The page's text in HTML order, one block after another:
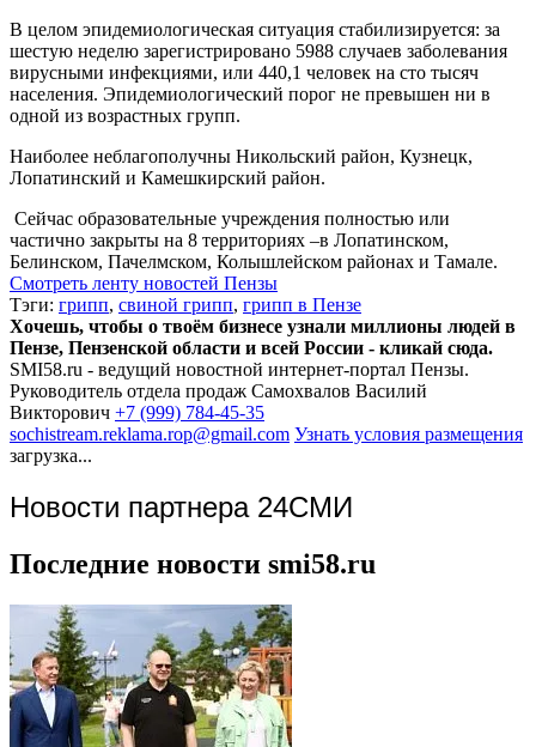
В целом эпидемиологическая ситуация стабилизируется: за
шестую неделю зарегистрировано 5988 случаев заболевания
вирусными инфекциями, или 440,1 человек на сто тысяч
населения. Эпидемиологический порог не превышен ни в
одной из возрастных групп.
Наиболее неблагополучны Никольский район, Кузнецк,
Лопатинский и Камешкирский район.
Сейчас образовательные учреждения полностью или
частично закрыты на 8 территориях –в Лопатинском,
Белинском, Пачелмском, Колышлейском районах и Тамале.
Смотреть ленту новостей Пензы
Тэги: грипп, свиной грипп, грипп в Пензе
Хочешь, чтобы о твоём бизнесе узнали миллионы людей в
Пензе, Пензенской области и всей России - кликай сюда.
SMI58.ru - ведущий новостной интернет-портал Пензы.
Руководитель отдела продаж Самохвалов Василий
Викторович +7 (999) 784-45-35
sochistream.reklama.rop@gmail.com Узнать условия размещения
загрузка...
Новости партнера 24СМИ
Последние новости smi58.ru